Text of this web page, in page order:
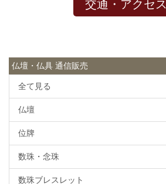
交通・アクセス
仏壇・仏具 通信販売
全て見る
仏壇
位牌
数珠・念珠
数珠ブレスレット